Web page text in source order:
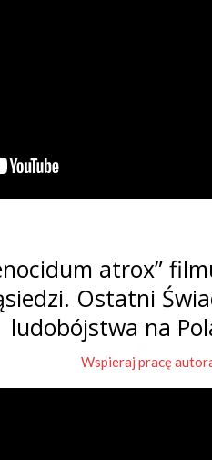
atrox”
Ostatni
ludobójstwa na
Wspieraj pracę